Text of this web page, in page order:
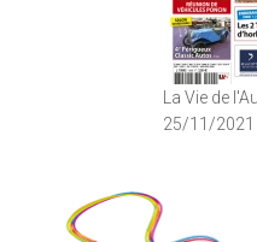
La Vie de
25/11/2021